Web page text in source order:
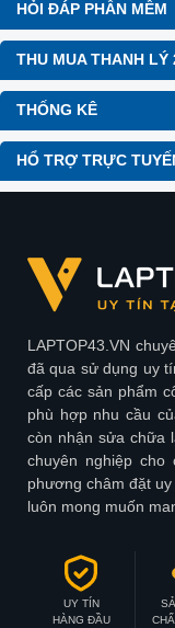
HỎI ĐÁP PHẦN MỀM
THU MUA THANH LÝ
THỐNG KÊ
HỔ TRỢ TRỰC
LAPTOP43.VN
đã qua sử dụng uy
cấp các sản phẩm
phù hợp nhu cầu
còn nhận sửa chữa
chuyên nghiệp
phương châm đặt
luôn mong muốn
UY TÍN
HÀNG ĐẦU